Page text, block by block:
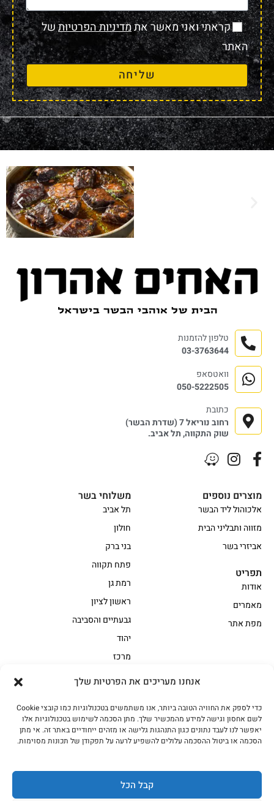
אנחנו מעריכים את הפרטיות שלך
כדי לספק את החוויה הטובה ביותר, אנו משתמשים בטכנולוגיות כמו קובצי Cookie
לשם אחסון וגישה למידע מהמכשיר שלך. מתן הסכמה לשימוש בטכנולוגיות אלו
יאפשר לנו לעבד נתונים כגון התנהגות גלישה או מזהים ייחודיים באתר זה. אי מתן
הסכמה או ביטול ההסכמה עלולים להשפיע לרעה על תפקודן של תכונות מסוימות.
קבל הכל
קראתי ואני מאשר אתמדיניות הפרטיותשל
האתר
שליחה
אווז
בשר בקר משובח
בשר בקר עגלה משובח
בשר למעשנת
הודו
חלקים אחוריים
מיוחדי מסורת1
משלוחי בשר
תל אביב
חולון
בני ברק
פתח תקווה
רמת גן
ראשון לציון
גבעתיים והסביבה
יהוד
מרכז
מוצרים נוספים
אלכוהול ליד הבשר
מזווה ותבליני הבית
אביזרי בשר
תפריט
אודות
מאמרים
מפת אתר
טלפון להזמנות
03-3763644
וואטסאפ
050-5222505
כתובת
רחוב נוריאל 7 (שדרת הבשר)
שוק התקווה, תל אביב.